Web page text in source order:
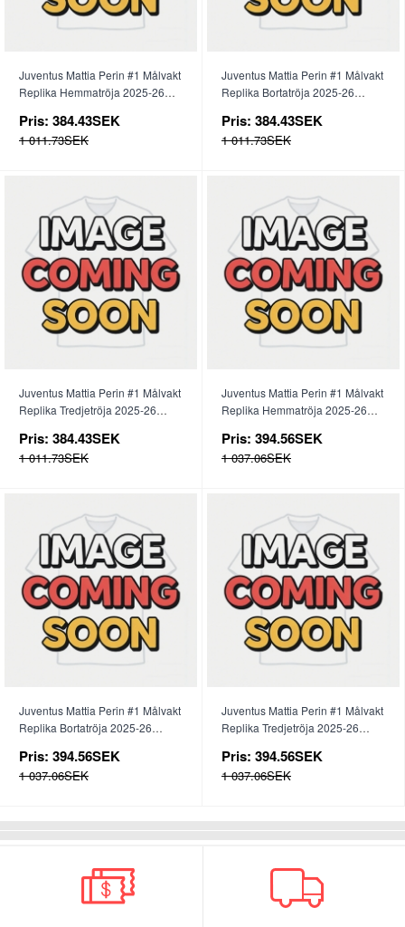
Juventus Mattia Perin #1 Målvakt
Replika Hemmatröja 2025-26
Pris: 384.43SEK
1 011.73SEK
Juventus Mattia Perin #1 Målvakt
Replika Bortatröja 2025-26
Pris: 384.43SEK
1 011.73SEK
Juventus Mattia Perin #1 Målvakt
Replika Tredjetröja 2025-26
Pris: 384.43SEK
1 011.73SEK
Juventus Mattia Perin #1 Målvakt
Replika Hemmatröja 2025-26
Pris: 394.56SEK
1 037.06SEK
Juventus Mattia Perin #1 Målvakt
Replika Bortatröja 2025-26
Pris: 394.56SEK
1 037.06SEK
Juventus Mattia Perin #1 Målvakt
Replika Tredjetröja 2025-26
Pris: 394.56SEK
1 037.06SEK